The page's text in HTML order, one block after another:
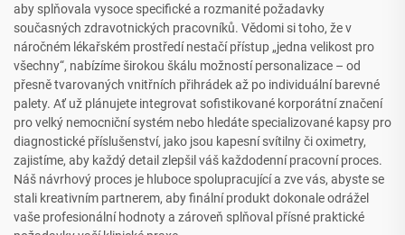
aby splňovala vysoce specifické a rozmanité požadavky
současných zdravotnických pracovníků. Vědomi si toho, že v
náročném lékařském prostředí nestačí přístup „jedna velikost pro
všechny“, nabízíme širokou škálu možností personalizace – od
přesně tvarovaných vnitřních přihrádek až po individuální barevné
palety. Ať už plánujete integrovat sofistikované korporátní značení
pro velký nemocniční systém nebo hledáte specializované kapsy pro
diagnostické příslušenství, jako jsou kapesní svítilny či oximetry,
zajistíme, aby každý detail zlepšil váš každodenní pracovní proces.
Náš návrhový proces je hluboce spolupracující a zve vás, abyste se
stali kreativním partnerem, aby finální produkt dokonale odrážel
vaše profesionální hodnoty a zároveň splňoval přísné praktické